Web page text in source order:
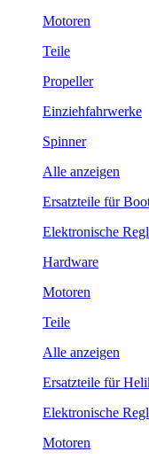
Motoren
Teile
Propeller
Einziehfahrwerke
Spinner
Alle anzeigen
Ersatzteile für
Elektronische
Hardware
Motoren
Teile
Alle anzeigen
Ersatzteile für
Elektronische
Motoren